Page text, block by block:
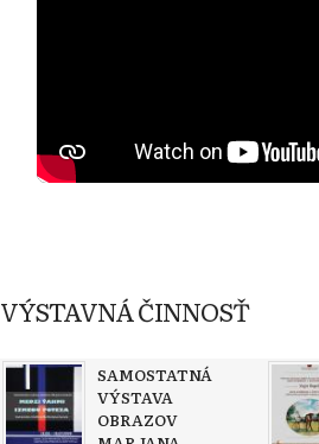
VÝSTAVNÁ ČINNOSŤ
SAMOSTATNÁ
VÝSTAVA
OBRAZOV